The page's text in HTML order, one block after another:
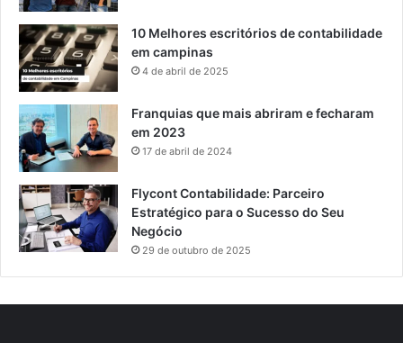
10 Melhores escritórios de contabilidade
em campinas
4 de abril de 2025
Franquias que mais abriram e fecharam
em 2023
17 de abril de 2024
Flycont Contabilidade: Parceiro
Estratégico para o Sucesso do Seu
Negócio
29 de outubro de 2025